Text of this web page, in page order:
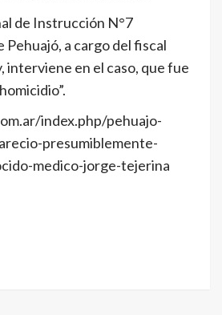
de Instrucción N°7
Pehuajó, a cargo del fiscal
interviene en el caso, que fue
index.php/pehuajo-
presumiblemente-
medico-jorge-tejerina